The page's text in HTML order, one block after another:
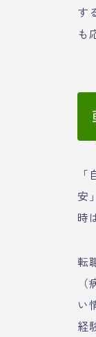
す
も
安
時
転
い
経